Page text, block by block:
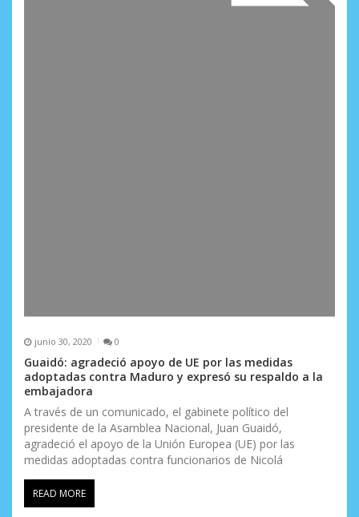
junio 30, 2020 0
Guaidó: agradeció apoyo de UE por las medidas
adoptadas contra Maduro y expresó su respaldo a la
embajadora
A través de un comunicado, el gabinete político del
presidente de la Asamblea Nacional, Juan Guaidó,
agradeció el apoyo de la Unión Europea (UE) por las
medidas adoptadas contra funcionarios de Nicolá
READ MORE